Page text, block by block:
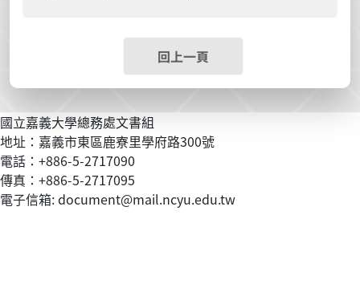
回上一頁
國立嘉義大學總務處文書組
地址：嘉義市東區鹿寮里學府路300號
電話：+886-5-2717090
傳真：+886-5-2717095
電子信箱: document@mail.ncyu.edu.tw